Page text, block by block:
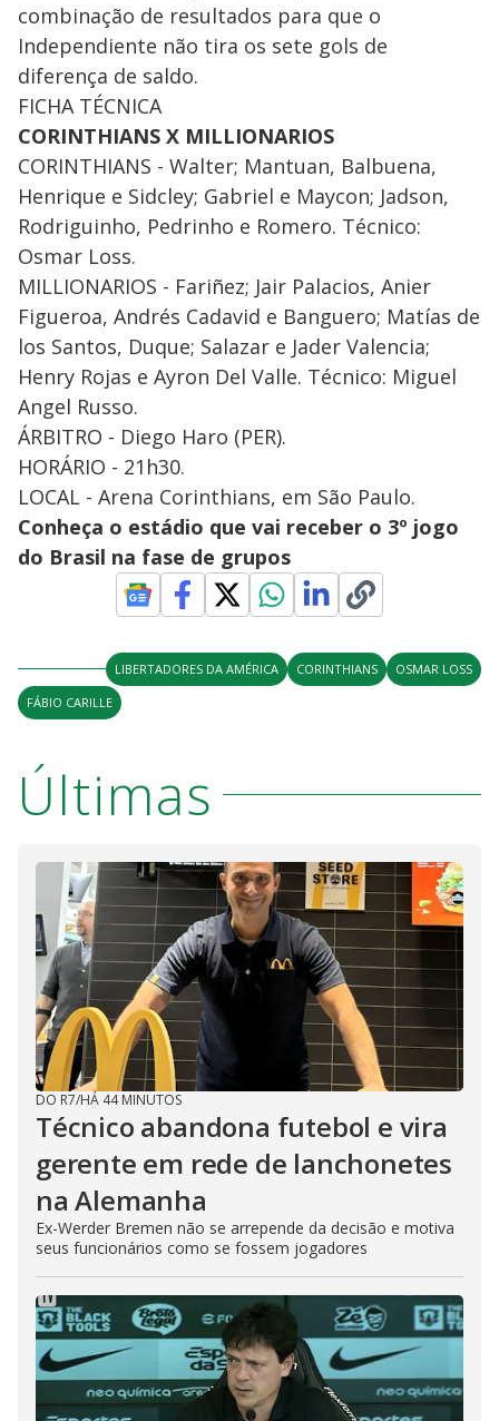
combinação de resultados para que o
Independiente não tira os sete gols de
diferença de saldo.
FICHA TÉCNICA
CORINTHIANS X MILLIONARIOS
CORINTHIANS - Walter; Mantuan, Balbuena,
Henrique e Sidcley; Gabriel e Maycon; Jadson,
Rodriguinho, Pedrinho e Romero. Técnico:
Osmar Loss.
MILLIONARIOS - Fariñez; Jair Palacios, Anier
Figueroa, Andrés Cadavid e Banguero; Matías de
los Santos, Duque; Salazar e Jader Valencia;
Henry Rojas e Ayron Del Valle. Técnico: Miguel
Angel Russo.
ÁRBITRO - Diego Haro (PER).
HORÁRIO - 21h30.
LOCAL - Arena Corinthians, em São Paulo.
Conheça o estádio que vai receber o 3º jogo
do Brasil na fase de grupos
LIBERTADORES DA AMÉRICA CORINTHIANS
OSMAR LOSS
FÁBIO CARILLE
Últimas
DO R7/HÁ 44 MINUTOS
Técnico abandona futebol e vira
gerente em rede de lanchonetes
na Alemanha
Ex-Werder Bremen não se arrepende da decisão e motiva
seus funcionários como se fossem jogadores